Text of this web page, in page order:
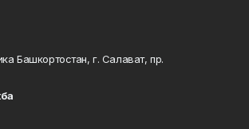
Башкортостан, г. Салават, пр.